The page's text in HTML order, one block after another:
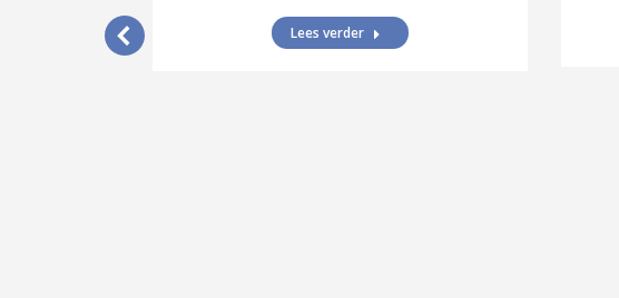
Lees verder